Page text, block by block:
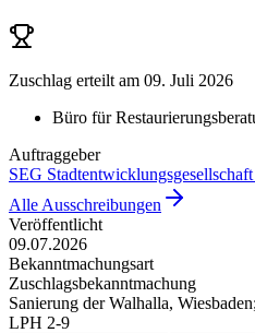
Zuschlag erteilt am 09. Juli 2026
Büro für
Auftraggeber
SEG
Alle Ausschreibungen
Veröffentlicht
09.07.2026
Bekanntmachungsart
Zuschlagsbekanntmachung
Sanierung der Walhalla,
LPH 2-9